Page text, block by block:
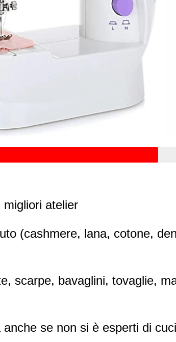
atelier
(cashmere, lana, cotone,
scarpe, bavaglini, tovaglie,
se non si è esperti di